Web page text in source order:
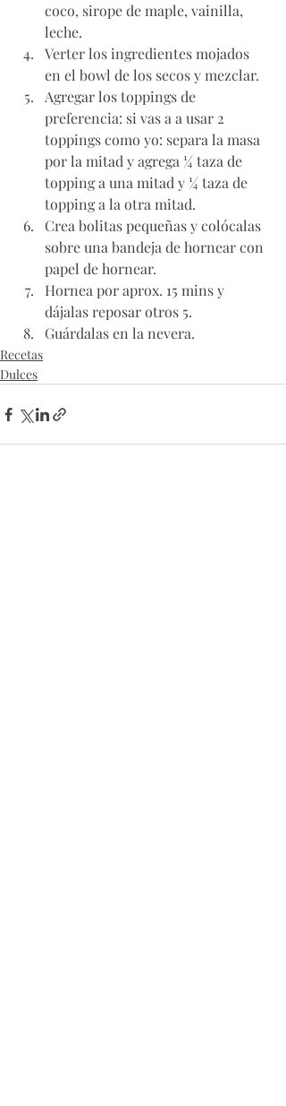
coco, sirope de maple, vainilla,
leche.
Verter los ingredientes mojados
en el bowl de los secos y mezclar.
Agregar los toppings de
preferencia: si vas a a usar 2
toppings como yo: separa la masa
por la mitad y agrega ¼ taza de
topping a una mitad y ¼ taza de
topping a la otra mitad.
Crea bolitas pequeñas y colócalas
sobre una bandeja de hornear con
papel de hornear.
Hornea por aprox. 15 mins y
dájalas reposar otros 5.
Guárdalas en la nevera.
Recetas
Dulces